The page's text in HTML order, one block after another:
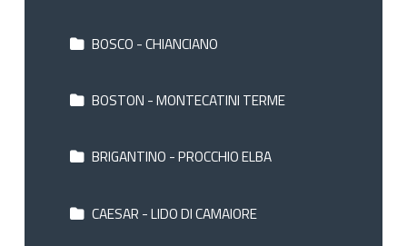
BOSCO - CHIANCIANO
BOSTON - MONTECATINI TERME
BRIGANTINO - PROCCHIO ELBA
CAESAR - LIDO DI CAMAIORE